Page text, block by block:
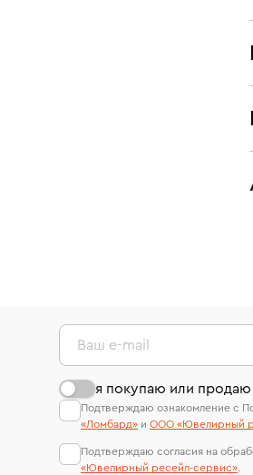
Ваш e-mail
я покупаю или
Подтверждаю ознакомление с
«Ломбард» и ООО «Ювелирный
Подтверждаю согласия на
«Ювелирный ресейл-сервиc».